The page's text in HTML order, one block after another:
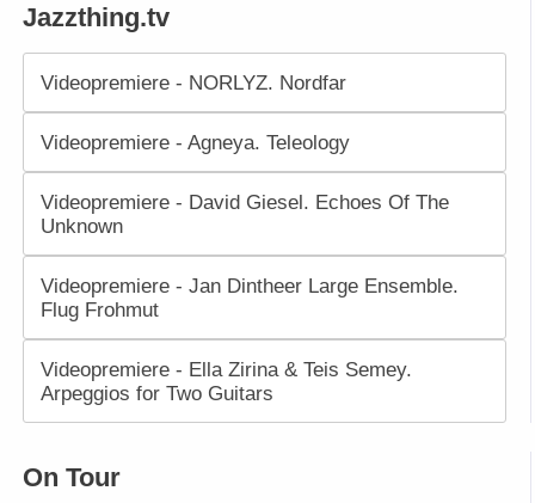
Jazzthing.tv
Videopremiere - NORLYZ. Nordfar
Videopremiere - Agneya. Teleology
Videopremiere - David Giesel. Echoes Of The
Unknown
Videopremiere - Jan Dintheer Large Ensemble.
Flug Frohmut
Videopremiere - Ella Zirina & Teis Semey.
Arpeggios for Two Guitars
On Tour